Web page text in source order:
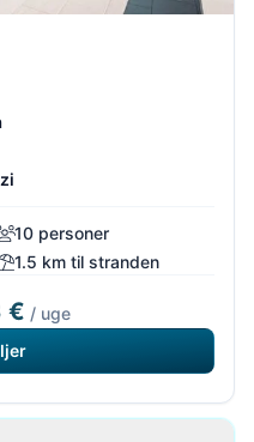
10 personer
1.5 km til stranden
€ / uge